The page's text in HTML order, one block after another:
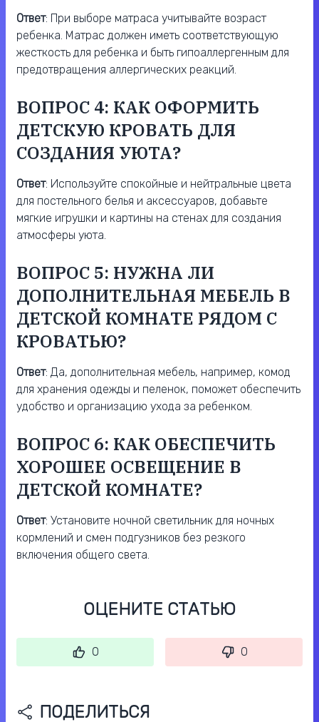
Ответ: При выборе матраса учитывайте возраст
ребенка. Матрас должен иметь соответствующую
жесткость для ребенка и быть гипоаллергенным для
предотвращения аллергических реакций.
ВОПРОС 4: КАК ОФОРМИТЬ
ДЕТСКУЮ КРОВАТЬ ДЛЯ
СОЗДАНИЯ УЮТА?
Ответ: Используйте спокойные и нейтральные цвета
для постельного белья и аксессуаров, добавьте
мягкие игрушки и картины на стенах для создания
атмосферы уюта.
ВОПРОС 5: НУЖНА ЛИ
ДОПОЛНИТЕЛЬНАЯ МЕБЕЛЬ В
ДЕТСКОЙ КОМНАТЕ РЯДОМ С
КРОВАТЬЮ?
Ответ: Да, дополнительная мебель, например, комод
для хранения одежды и пеленок, поможет обеспечить
удобство и организацию ухода за ребенком.
ВОПРОС 6: КАК ОБЕСПЕЧИТЬ
ХОРОШЕЕ ОСВЕЩЕНИЕ В
ДЕТСКОЙ КОМНАТЕ?
Ответ: Установите ночной светильник для ночных
кормлений и смен подгузников без резкого
включения общего света.
ОЦЕНИТЕ СТАТЬЮ
0 0
ПОДЕЛИТЬСЯ